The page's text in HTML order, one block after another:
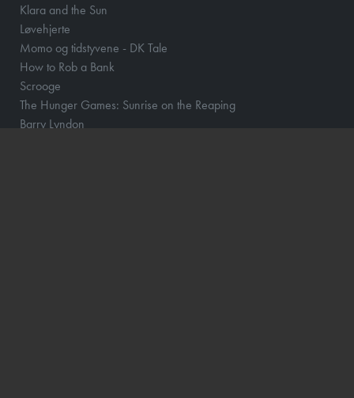
Klara and the Sun
Løvehjerte
Momo og tidstyvene - DK Tale
How to Rob a Bank
Scrooge
The Hunger Games: Sunrise on the Reaping
Barry Lyndon